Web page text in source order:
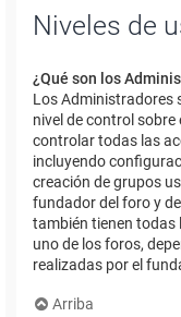
Niveles de
¿Qué son los
Los Administradores
nivel de control
controlar todas las
incluyendo
creación de grupos
fundador del foro y
también tienen todas
uno de los foros,
realizadas por el
Arriba